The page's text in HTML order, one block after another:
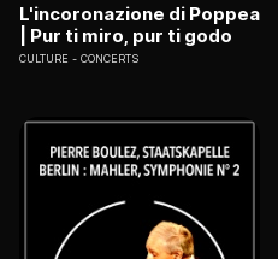
L'incoronazione di Poppea
| Pur ti miro, pur ti godo
CULTURE CONCERTS